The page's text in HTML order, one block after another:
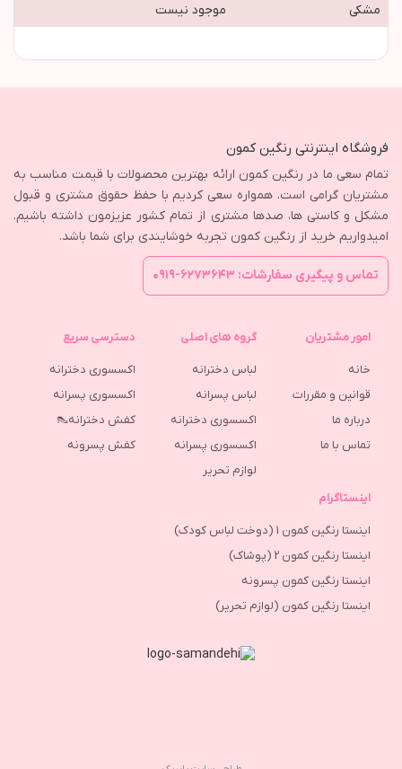
مشکی
موجود نیست
فروشگاه اینترنتی رنگین کمون
تمام سعی ما در رنگین کمون ارائه بهترین محصولات با قیمت مناسب به
مشتریان گرامی است. همواره سعی کردیم با حفظ حقوق مشتری و قبول
مشکل و کاستی ها، صدها مشتری از تمام کشور عزیزمون داشته باشیم.
امیدواریم خرید از رنگین کمون تجربه خوشایندی برای شما باشد.
تماس و پیگیری سفارشات: ۶۲۷۳۶۴۳-۰۹۱۹
امور مشتریان
خانه
قوانین و مقررات
درباره ما
تماس با ما
گروه های اصلی
لباس دخترانه
لباس پسرانه
اکسسوری دخترانه
اکسسوری پسرانه
لوازم تحریر
دسترسی سریع
اکسسوری دخترانه
اکسسوری پسرانه
کفش دخترانه👠
كفش پسرونه
اینستاگرام
اینستا رنگین کمون 1 (دوخت لباس کودک)
اینستا رنگین کمون 2 (پوشاک)
اینستا رنگین کمون پسرونه
اینستا رنگین کمون (لوازم تحریر)